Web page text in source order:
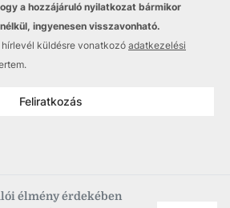
élmény érdekében
a hozzájáruló nyilatkozat bármikor
ingyenesen visszavonható.
küldésre vonatkozó adatkezelési
Feliratkozás